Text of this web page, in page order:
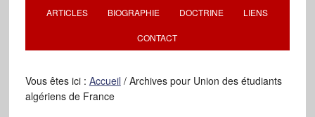
ARTICLES BIOGRAPHIE DOCTRINE LIENS
CONTACT
Vous êtes ici : Accueil /Archives pour Union des étudiants
algériens de France